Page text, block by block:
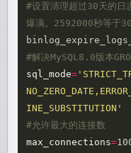
#设置清理超过30天的日
爆满。2592000秒等于
#解决MySQL8.0版本
sql_mode=
INE_SUBSTITUTION'
#允许最大的连接数
max_connections=